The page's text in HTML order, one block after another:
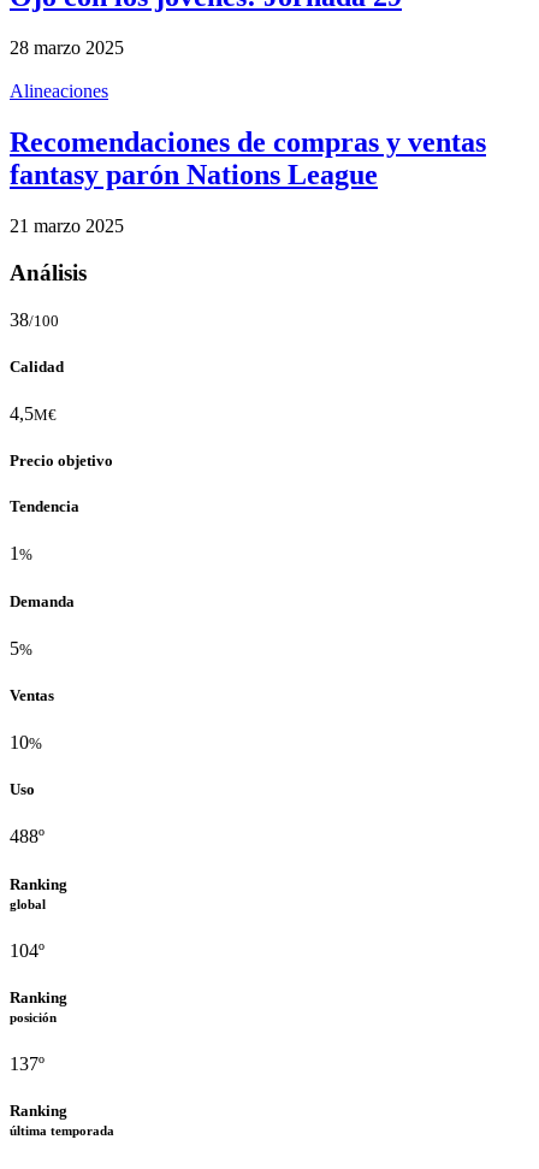
28 marzo 2025
Alineaciones
Recomendaciones de compras y ventas
fantasy parón Nations League
21 marzo 2025
Análisis
38/100
Calidad
4,5M€
Precio objetivo
Tendencia
1 %
Demanda
5%
Ventas
10%
Uso
488º
Ranking
global
104º
Ranking
posición
137º
Ranking
última temporada